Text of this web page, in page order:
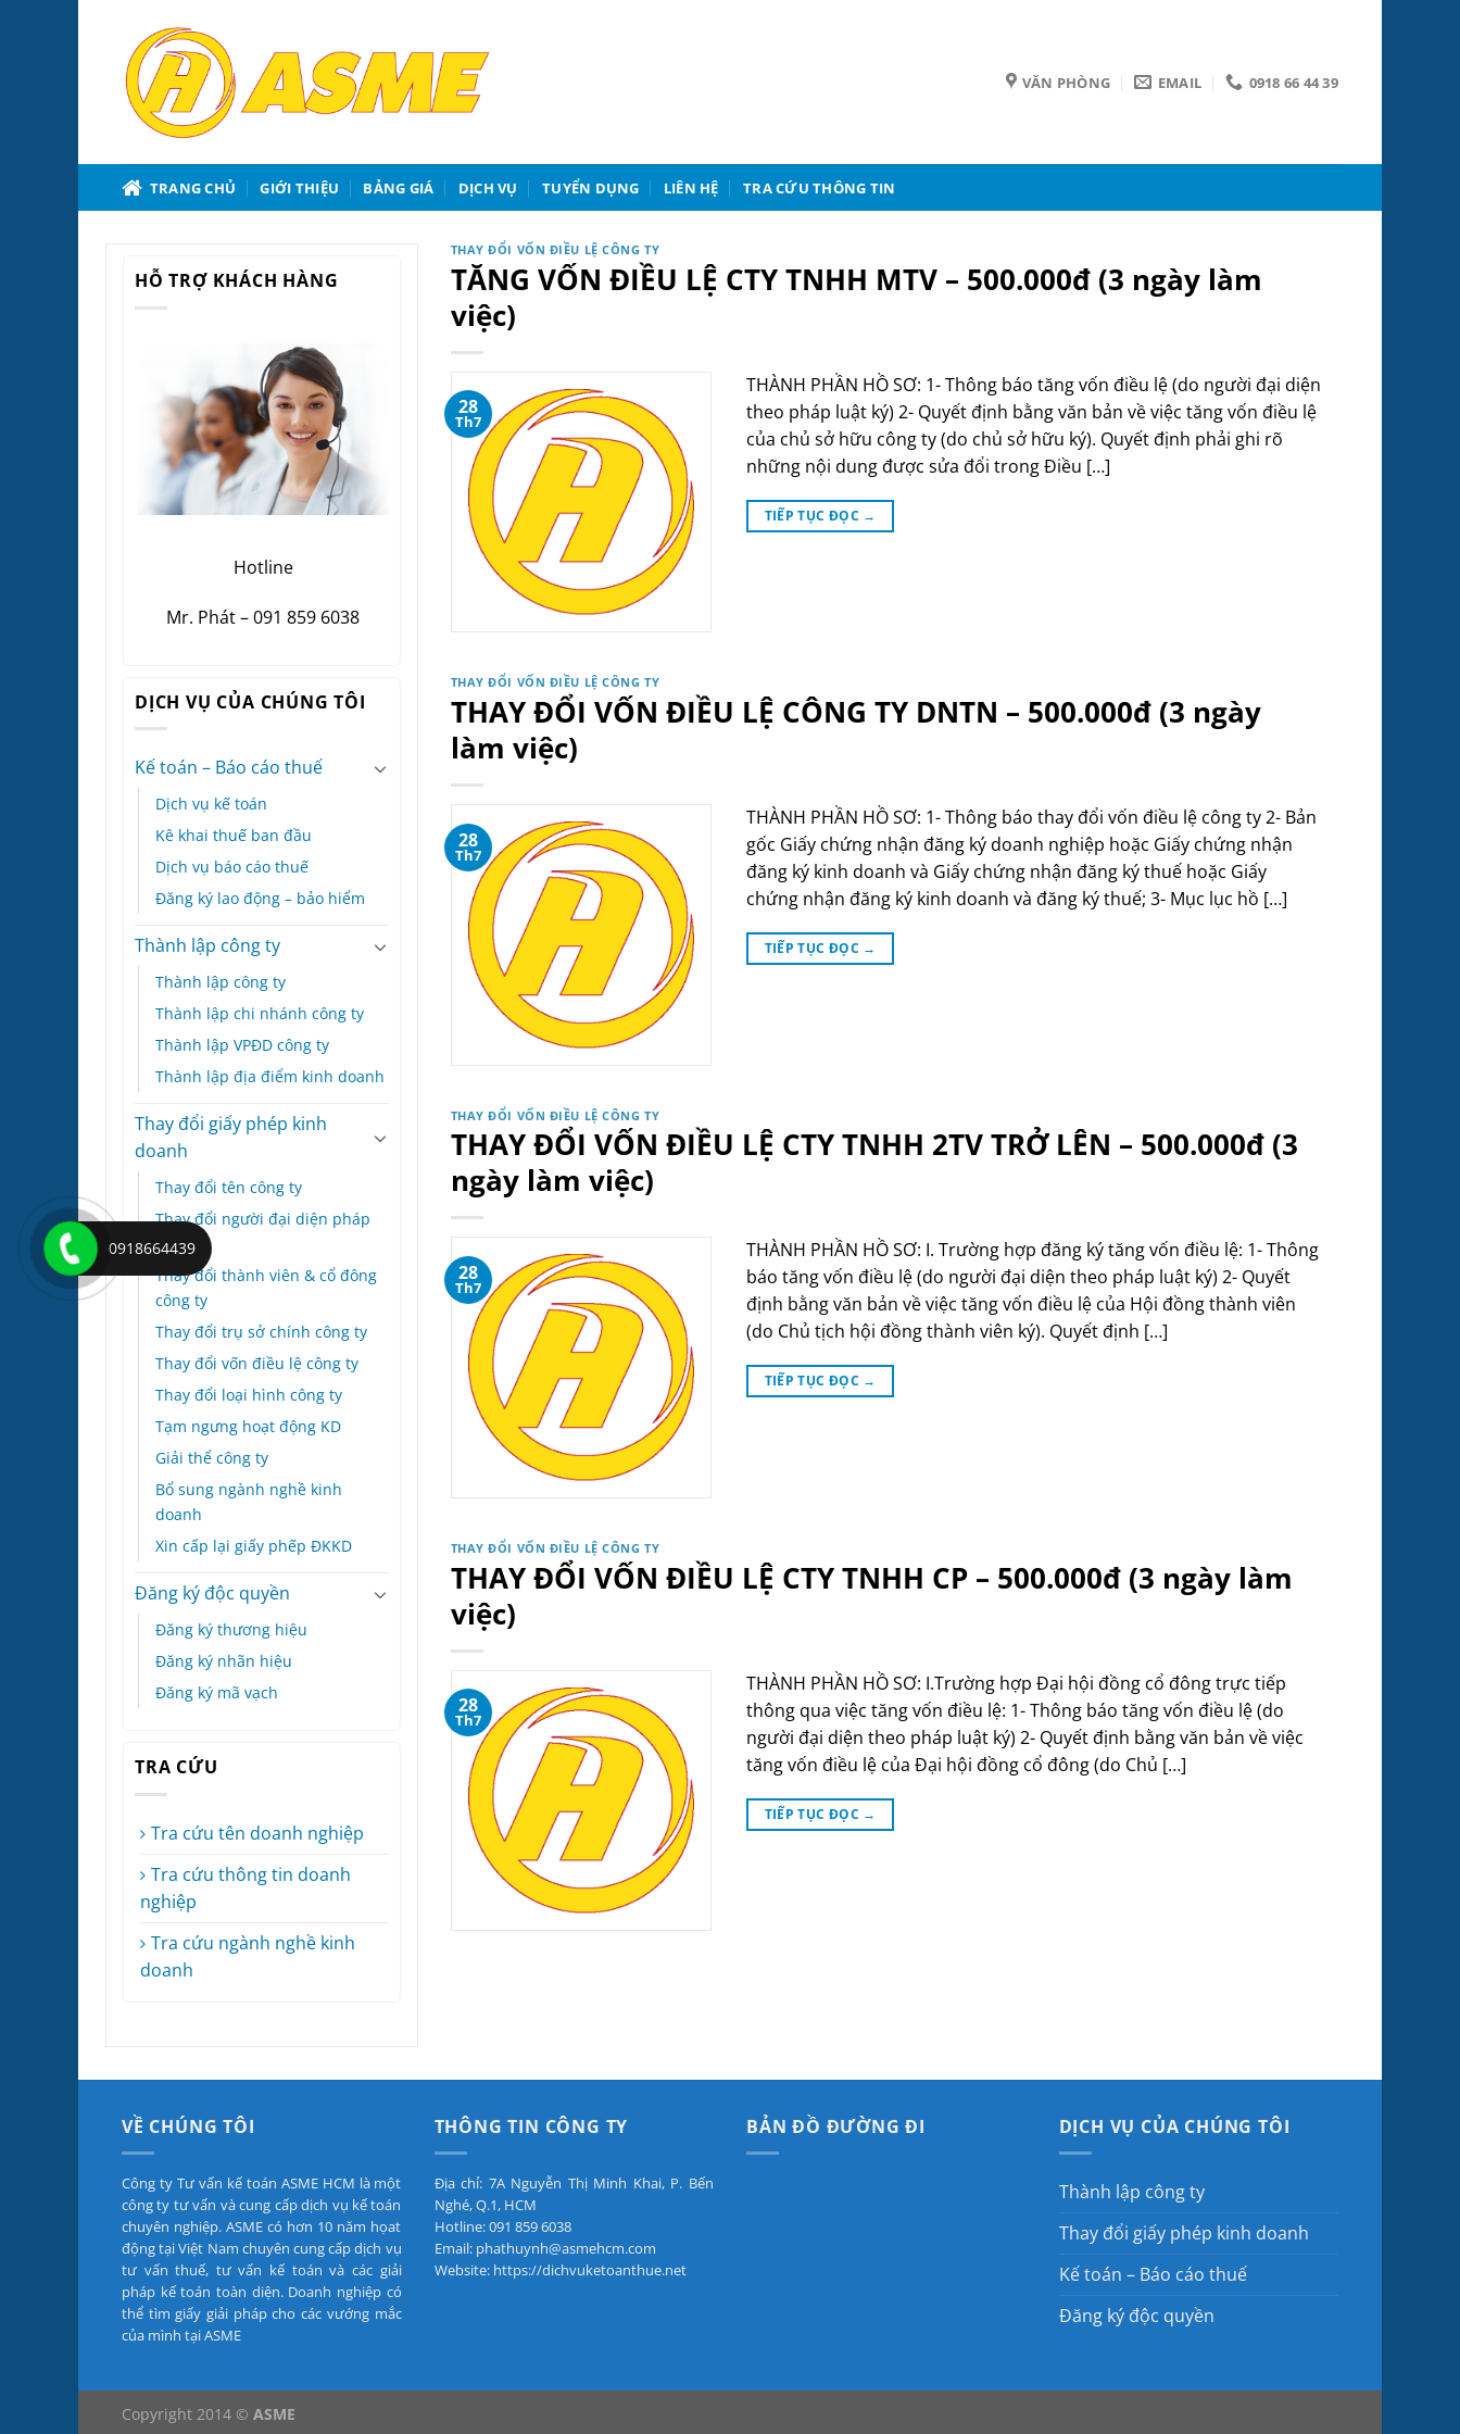
VĂN PHÒNG EMAIL 0918 66 44 39
TRANG CHỦ GIỚI THIỆU BẢNG GIÁ DỊCH VỤ TUYỂN DỤNG LIÊN HỆ TRA CỨU THÔNG TIN
HỖ TRỢ KHÁCH HÀNG
Hotline
Mr. Phát – 091 859 6038
DỊCH VỤ CỦA CHÚNG TÔI
Kế toán – Báo cáo thuế
Dịch vụ kế toán
Kê khai thuế ban đầu
Dịch vụ báo cáo thuế
Đăng ký lao động – bảo hiểm
Thành lập công ty
Thành lập công ty
Thành lập chi nhánh công ty
Thành lập VPĐD công ty
Thành lập địa điểm kinh doanh
Thay đổi giấy phép kinh
doanh
Thay đổi tên công ty
Thay đổi người đại diện pháp
luật
Thay đổi thành viên & cổ đông
công ty
Thay đổi trụ sở chính công ty
Thay đổi vốn điều lệ công ty
Thay đổi loại hình công ty
Tạm ngưng hoạt động KD
Giải thể công ty
Bổ sung ngành nghề kinh
doanh
Xin cấp lại giấy phếp ĐKKD
Đăng ký độc quyền
Đăng ký thương hiệu
Đăng ký nhãn hiệu
Đăng ký mã vạch
TRA CỨU
Tra cứu tên doanh nghiệp
Tra cứu thông tin doanh
nghiệp
Tra cứu ngành nghề kinh
doanh
THAY ĐỔI VỐN ĐIỀU LỆ CÔNG TY
TĂNG VỐN ĐIỀU LỆ CTY TNHH MTV – 500.000đ (3 ngày làm
việc)
28
Th7
THÀNH PHẦN HỒ SƠ: 1- Thông báo tăng vốn điều lệ (do người đại diện
theo pháp luật ký) 2- Quyết định bằng văn bản về việc tăng vốn điều lệ
của chủ sở hữu công ty (do chủ sở hữu ký). Quyết định phải ghi rõ
những nội dung được sửa đổi trong Điều […]
TIẾP TỤC ĐỌC →
THAY ĐỔI VỐN ĐIỀU LỆ CÔNG TY
THAY ĐỔI VỐN ĐIỀU LỆ CÔNG TY DNTN – 500.000đ (3 ngày
làm việc)
28
Th7
THÀNH PHẦN HỒ SƠ: 1- Thông báo thay đổi vốn điều lệ công ty 2- Bản
gốc Giấy chứng nhận đăng ký doanh nghiệp hoặc Giấy chứng nhận
đăng ký kinh doanh và Giấy chứng nhận đăng ký thuế hoặc Giấy
chứng nhận đăng ký kinh doanh và đăng ký thuế; 3- Mục lục hồ […]
TIẾP TỤC ĐỌC →
THAY ĐỔI VỐN ĐIỀU LỆ CÔNG TY
THAY ĐỔI VỐN ĐIỀU LỆ CTY TNHH 2TV TRỞ LÊN – 500.000đ (3
ngày làm việc)
28
Th7
THÀNH PHẦN HỒ SƠ: I. Trường hợp đăng ký tăng vốn điều lệ: 1- Thông
báo tăng vốn điều lệ (do người đại diện theo pháp luật ký) 2- Quyết
định bằng văn bản về việc tăng vốn điều lệ của Hội đồng thành viên
(do Chủ tịch hội đồng thành viên ký). Quyết định […]
TIẾP TỤC ĐỌC →
THAY ĐỔI VỐN ĐIỀU LỆ CÔNG TY
THAY ĐỔI VỐN ĐIỀU LỆ CTY TNHH CP – 500.000đ (3 ngày làm
việc)
28
Th7
THÀNH PHẦN HỒ SƠ: I.Trường hợp Đại hội đồng cổ đông trực tiếp
thông qua việc tăng vốn điều lệ: 1- Thông báo tăng vốn điều lệ (do
người đại diện theo pháp luật ký) 2- Quyết định bằng văn bản về việc
tăng vốn điều lệ của Đại hội đồng cổ đông (do Chủ […]
TIẾP TỤC ĐỌC →
VỀ CHÚNG TÔI
Công ty Tư vấn kế toán ASME HCM là một
công ty tư vấn và cung cấp dịch vụ kế toán
chuyên nghiệp. ASME có hơn 10 năm họat
động tại Việt Nam chuyên cung cấp dịch vụ
tư vấn thuế, tư vấn kế toán và các giải
pháp kế toán toàn diện. Doanh nghiệp có
thể tìm giấy giải pháp cho các vướng mắc
của mình tại ASME
THÔNG TIN CÔNG TY
Địa chỉ: 7A Nguyễn Thị Minh Khai, P. Bến
Nghé, Q.1, HCM
Hotline: 091 859 6038
Email: phathuynh@asmehcm.com
Website: https://dichvuketoanthue.net
BẢN ĐỒ ĐƯỜNG ĐI DỊCH VỤ CỦA CHÚNG TÔI
Thành lập công ty
Thay đổi giấy phép kinh doanh
Kế toán – Báo cáo thuế
Đăng ký độc quyền
Copyright 2014 © ASME
0918664439